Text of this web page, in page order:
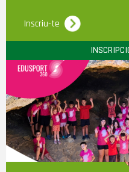
Inscriu-te